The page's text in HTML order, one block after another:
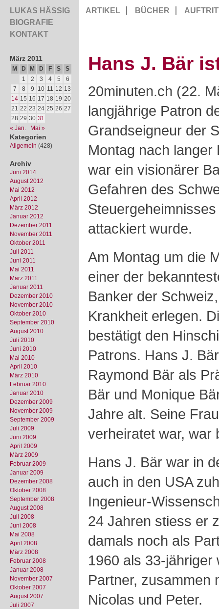
LUKAS HÄSSIG
BIOGRAFIE
KONTAKT
ARTIKEL BÜCHER
März 2011
M D M D F S
S
1
2 3 4 5
6
7
8 9 10 11 12 13
14 15 16 17 18 19 20
21 22 23 24 25 26 27
28 29 30 31
« Jan.
Mai »
Kategorien
Allgemein (428)
Archiv
Juni 2014
August 2012
Mai 2012
April 2012
März 2012
Januar 2012
Dezember 2011
November 2011
Oktober 2011
Juli 2011
Juni 2011
Mai 2011
März 2011
Januar 2011
Dezember 2010
November 2010
Oktober 2010
September 2010
August 2010
Juli 2010
Juni 2010
Mai 2010
April 2010
März 2010
Februar 2010
Januar 2010
Dezember 2009
November 2009
September 2009
Juli 2009
Juni 2009
April 2009
März 2009
Februar 2009
Januar 2009
Dezember 2008
Oktober 2008
September 2008
August 2008
Juli 2008
Juni 2008
Mai 2008
April 2008
März 2008
Februar 2008
Januar 2008
November 2007
Oktober 2007
August 2007
Juli 2007
Hans J. Bär
20minuten.ch (22.
langjährige Patron
Grandseigneur der
Montag nach
war ein visionärer
Gefahren des
attackiert wurde.
Am Montag um die
einer der
Banker der
Krankheit erlegen.
bestätigt den
Patrons. Hans J.
Raymond Bär als
Bär und Monique
Jahre alt. Seine
verheiratet war, war
Hans J. Bär war in
auch in den USA
Ingenieur-
24 Jahren stiess er
damals noch als
1960 als 33-
Partner, zusammen
Nicolas und Peter.